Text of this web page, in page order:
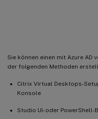
Sie können einen mit Azure
der folgenden Methoden
Citrix Virtual Desktops-
Konsole
Studio UI- oder PowerShell-